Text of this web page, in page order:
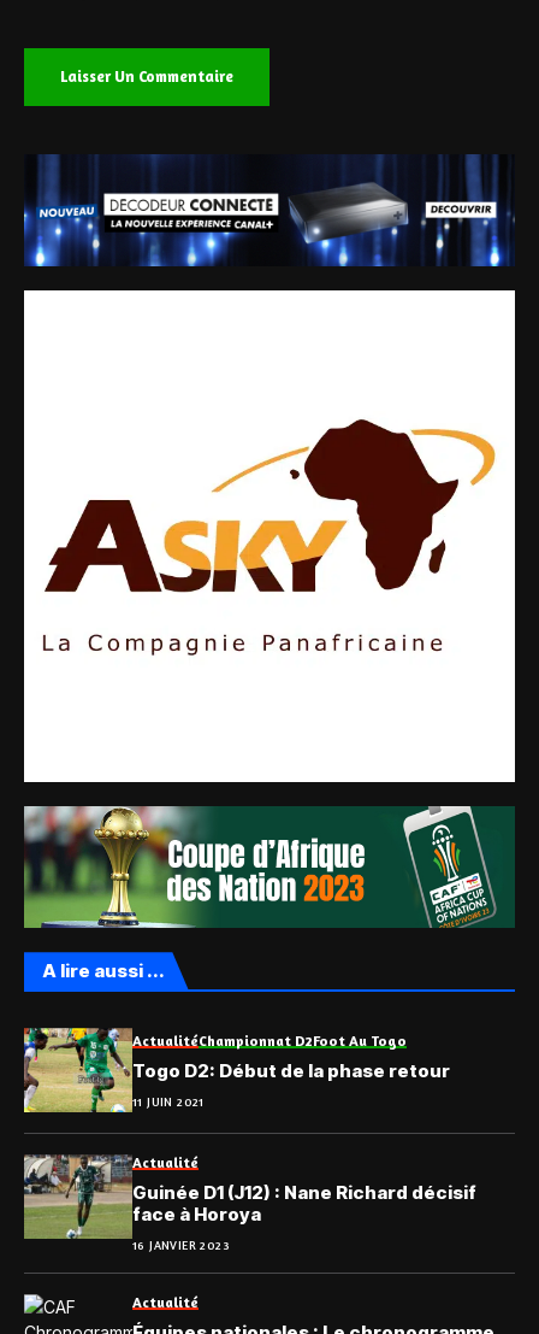
A lire aussi ...
ActualitéChampionnat D2Foot Au Togo
Togo D2: Début de la phase retour
11 JUIN 2021
Actualité
Guinée D1 (J12) : Nane Richard décisif
face à Horoya
16 JANVIER 2023
Actualité